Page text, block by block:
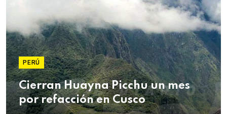
PERÚ
Cierran Huayna Picchu un mes
por refacción en Cusco